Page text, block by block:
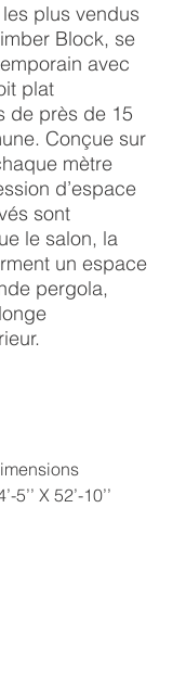
plus vendus
Block, se
avec
plat
de près de 15
Conçue sur
mètre
d’espace
sont
le salon, la
un espace
pergola,
5’’ X 52’-10’’